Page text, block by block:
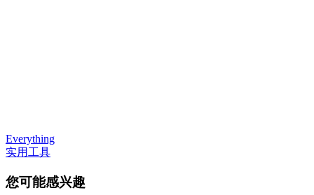
Everything
实用工具
您可能感兴趣